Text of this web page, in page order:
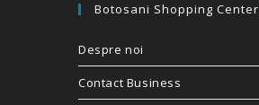
Botosani Shopping Center
Despre noi
Contact Business